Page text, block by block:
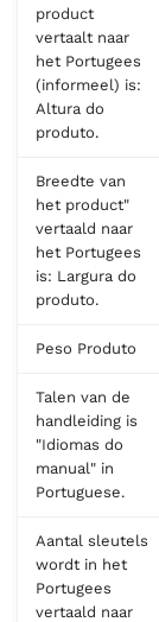
product
vertaalt naar
het Portugees
(informeel) is:
Altura do
produto.
Breedte van
het product"
vertaald naar
het Portugees
is: Largura do
produto.
Peso Produto
Talen van de
handleiding is
"Idiomas do
manual" in
Portuguese.
Aantal sleutels
wordt in het
Portugees
vertaald naar